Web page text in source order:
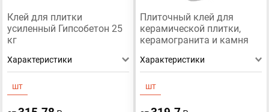
Клей для плитки
усиленный Гипсобетон 25
кг
Характеристики
шт
Плиточный клей для
керамической плитки,
керамогранита и камня
(25 кг)
Характеристики
шт